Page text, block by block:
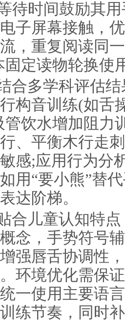
待时间鼓励其
子屏幕接触，
，重复阅读同
固定读物轮换使
合多学科评估
构音训练(如舌
管饮水增加阻力
、平衡木行走
感;应用行为分
用“要小熊”替
达阶梯。
合儿童认知特
念，手势符号
强唇舌协调性
环境优化需保
一使用主要语
练节奏，同时